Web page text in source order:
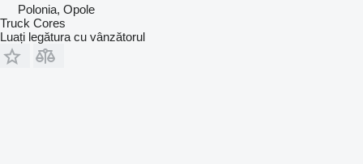
Polonia, Opole
Truck Cores
Luați legătura cu vânzătorul